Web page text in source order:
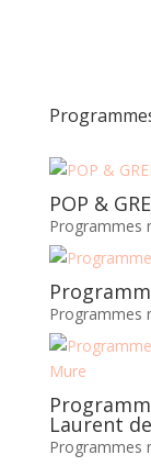
POP &
Programmes
Programmes
Laurent
Programmes